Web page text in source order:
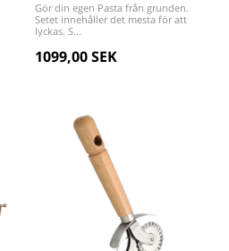
Gör din egen Pasta från grunden.
Setet innehåller det mesta för att
lyckas. S...
1099,00 SEK